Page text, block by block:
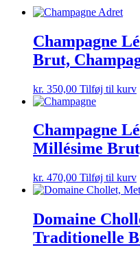
Champagne
Brut,
kr. 350,00 Tilføj til kurv
Champagne
Millésime
kr. 470,00 Tilføj til kurv
Domaine
Traditionelle